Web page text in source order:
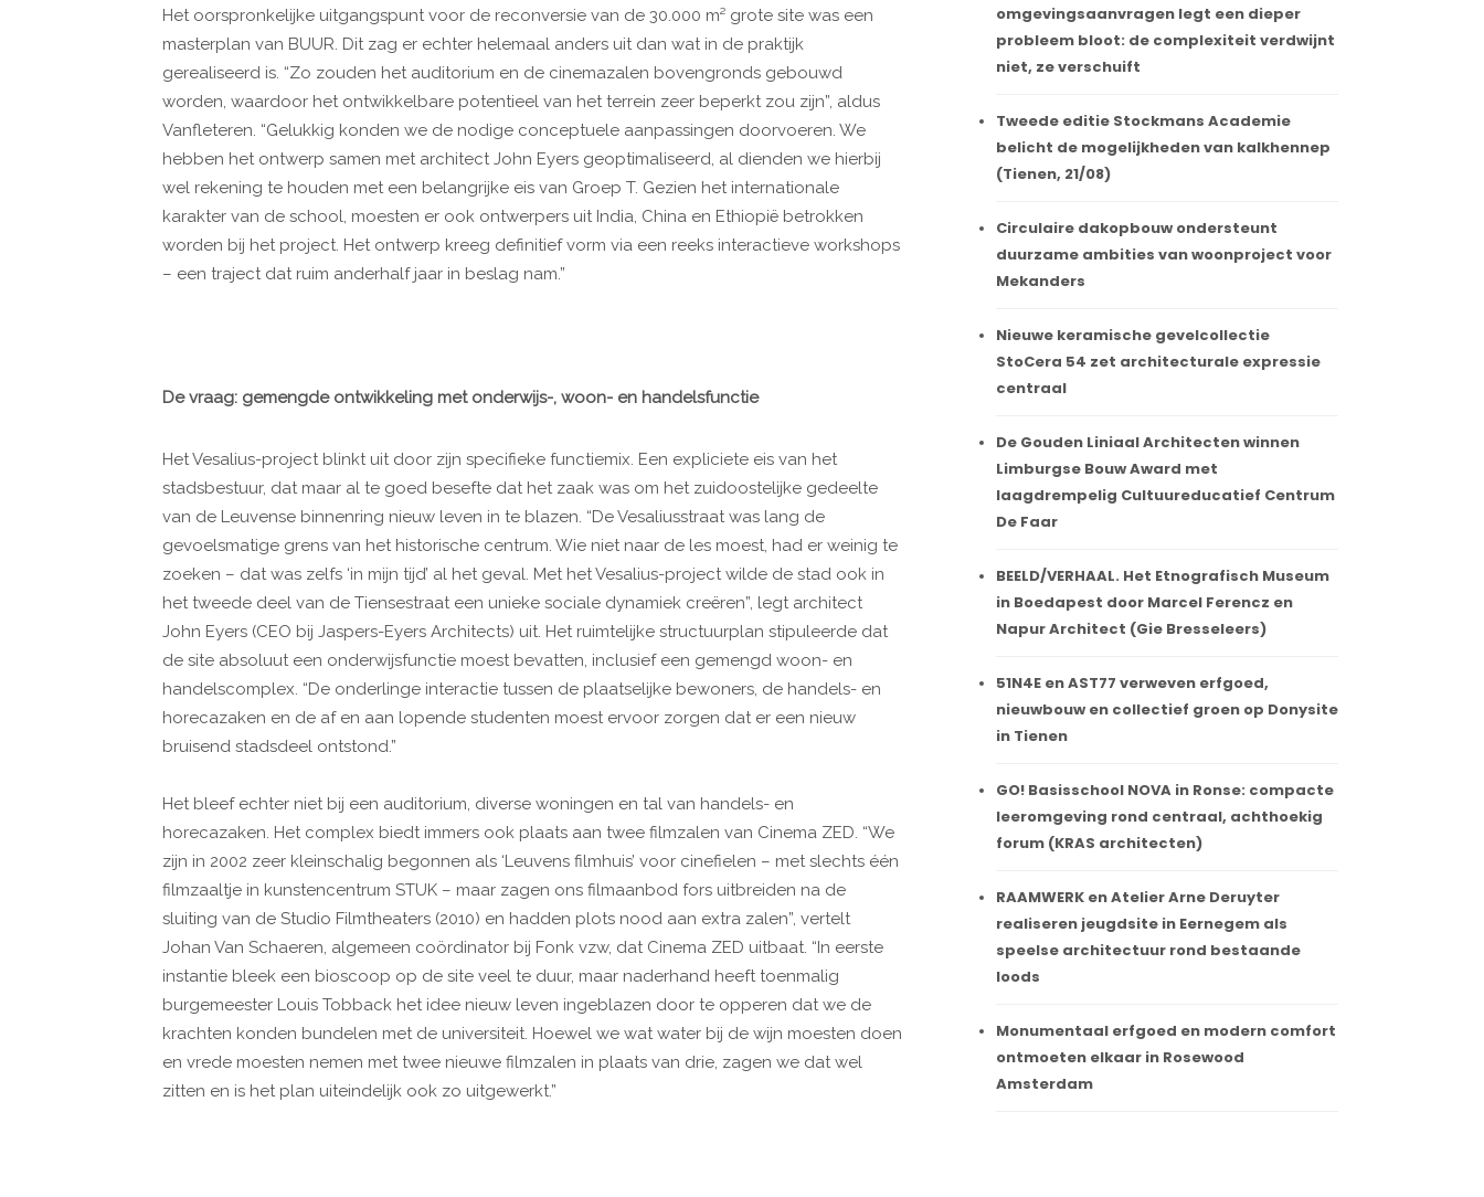
Het oorspronkelijke uitgangspunt voor de reconversie van de 30.000 m² grote site was een
masterplan van BUUR. Dit zag er echter helemaal anders uit dan wat in de praktijk
gerealiseerd is. “Zo zouden het auditorium en de cinemazalen bovengronds gebouwd
worden, waardoor het ontwikkelbare potentieel van het terrein zeer beperkt zou zijn”, aldus
Vanfleteren. “Gelukkig konden we de nodige conceptuele aanpassingen doorvoeren. We
hebben het ontwerp samen met architect John Eyers geoptimaliseerd, al dienden we hierbij
wel rekening te houden met een belangrijke eis van Groep T. Gezien het internationale
karakter van de school, moesten er ook ontwerpers uit India, China en Ethiopië betrokken
worden bij het project. Het ontwerp kreeg definitief vorm via een reeks interactieve workshops
– een traject dat ruim anderhalf jaar in beslag nam.”
De vraag: gemengde ontwikkeling met onderwijs-, woon- en handelsfunctie
Het Vesalius-project blinkt uit door zijn specifieke functiemix. Een expliciete eis van het
stadsbestuur, dat maar al te goed besefte dat het zaak was om het zuidoostelijke gedeelte
van de Leuvense binnenring nieuw leven in te blazen. “De Vesaliusstraat was lang de
gevoelsmatige grens van het historische centrum. Wie niet naar de les moest, had er weinig te
zoeken – dat was zelfs ‘in mijn tijd’ al het geval. Met het Vesalius-project wilde de stad ook in
het tweede deel van de Tiensestraat een unieke sociale dynamiek creëren”, legt architect
John Eyers (CEO bij Jaspers-Eyers Architects) uit. Het ruimtelijke structuurplan stipuleerde dat
de site absoluut een onderwijsfunctie moest bevatten, inclusief een gemengd woon- en
handelscomplex. “De onderlinge interactie tussen de plaatselijke bewoners, de handels- en
horecazaken en de af en aan lopende studenten moest ervoor zorgen dat er een nieuw
bruisend stadsdeel ontstond.”
Het bleef echter niet bij een auditorium, diverse woningen en tal van handels- en
horecazaken. Het complex biedt immers ook plaats aan twee filmzalen van Cinema ZED. “We
zijn in 2002 zeer kleinschalig begonnen als ‘Leuvens filmhuis’ voor cinefielen – met slechts één
filmzaaltje in kunstencentrum STUK – maar zagen ons filmaanbod fors uitbreiden na de
sluiting van de Studio Filmtheaters (2010) en hadden plots nood aan extra zalen”, vertelt
Johan Van Schaeren, algemeen coördinator bij Fonk vzw, dat Cinema ZED uitbaat. “In eerste
instantie bleek een bioscoop op de site veel te duur, maar naderhand heeft toenmalig
burgemeester Louis Tobback het idee nieuw leven ingeblazen door te opperen dat we de
krachten konden bundelen met de universiteit. Hoewel we wat water bij de wijn moesten doen
en vrede moesten nemen met twee nieuwe filmzalen in plaats van drie, zagen we dat wel
zitten en is het plan uiteindelijk ook zo uitgewerkt.”
omgevingsaanvragen legt een dieper
probleem bloot: de complexiteit verdwijnt
niet, ze verschuift
Tweede editie Stockmans Academie
belicht de mogelijkheden van kalkhennep
(Tienen, 21/08)
Circulaire dakopbouw ondersteunt
duurzame ambities van woonproject voor
Mekanders
Nieuwe keramische gevelcollectie
StoCera 54 zet architecturale expressie
centraal
De Gouden Liniaal Architecten winnen
Limburgse Bouw Award met
laagdrempelig Cultuureducatief Centrum
De Faar
BEELD/VERHAAL. Het Etnografisch Museum
in Boedapest door Marcel Ferencz en
Napur Architect (Gie Bresseleers)
51N4E en AST77 verweven erfgoed,
nieuwbouw en collectief groen op Donysite
in Tienen
GO! Basisschool NOVA in Ronse: compacte
leeromgeving rond centraal, achthoekig
forum (KRAS architecten)
RAAMWERK en Atelier Arne Deruyter
realiseren jeugdsite in Eernegem als
speelse architectuur rond bestaande
loods
Monumentaal erfgoed en modern comfort
ontmoeten elkaar in Rosewood
Amsterdam